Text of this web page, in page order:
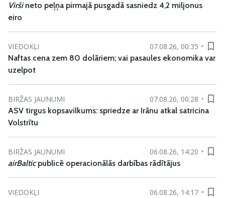
Viršineto peļņa pirmajā pusgadā sasniedz 4,2 miljonus
eiro
VIEDOKĻI
07.08.26, 00:35
Naftas cena zem 80 dolāriem; vai pasaules ekonomika var
uzelpot
BIRŽAS JAUNUMI
07.08.26, 00:28
ASV tirgus kopsavilkums: spriedze ar Irānu atkal satricina
Volstrītu
BIRŽAS JAUNUMI
06.08.26, 14:20
airBalticpublicē operacionālās darbības rādītājus
VIEDOKĻI
06.08.26, 14:17